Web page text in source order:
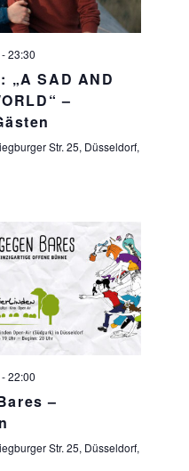
-23:30
„A SAD AND
–
Str. 25, Düsseldorf,
-22:00
–
Str. 25, Düsseldorf,